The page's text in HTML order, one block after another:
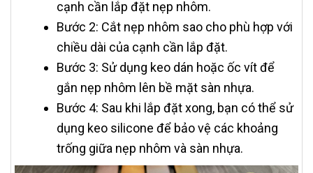
cạnh cần lắp đặt nẹp nhôm.
Bước 2: Cắt nẹp nhôm sao cho phù hợp với
chiều dài của cạnh cần lắp đặt.
Bước 3: Sử dụng keo dán hoặc ốc vít để
gắn nẹp nhôm lên bề mặt sàn nhựa.
Bước 4: Sau khi lắp đặt xong, bạn có thể sử
dụng keo silicone để bảo vệ các khoảng
trống giữa nẹp nhôm và sàn nhựa.